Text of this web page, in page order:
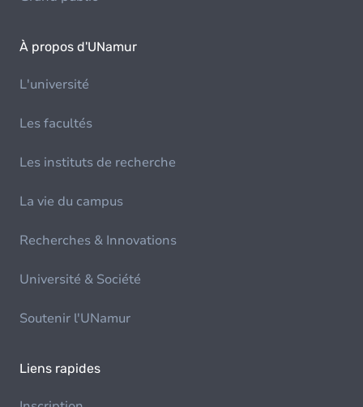
À propos d'UNamur
L'université
Les facultés
Les instituts de recherche
La vie du campus
Recherches & Innovations
Université & Société
Soutenir l'UNamur
Liens rapides